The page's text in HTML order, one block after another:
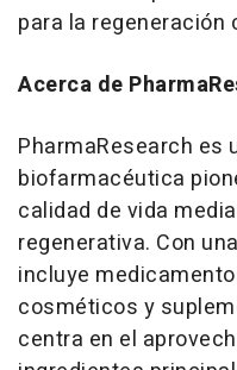
para la regeneración
Acerca de
PharmaResearch es
biofarmacéutica
calidad de vida
regenerativa. Con
incluye
cosméticos y
centra en el